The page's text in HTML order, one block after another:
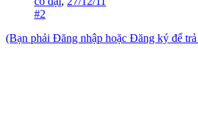
#2
(Bạn phải Đăng nhập hoặc Đăng ký để